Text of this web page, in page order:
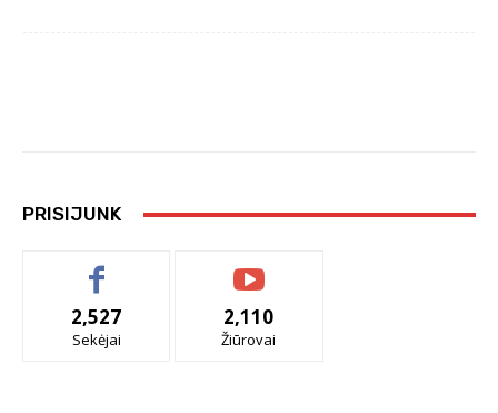
PRISIJUNK
2,527
Sekėjai
2,110
Žiūrovai